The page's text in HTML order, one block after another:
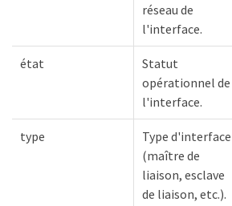
réseau de
l'interface.
état
Statut
opérationnel de
l'interface.
type
Type d'interface
(maître de
liaison, esclave
de liaison, etc.).